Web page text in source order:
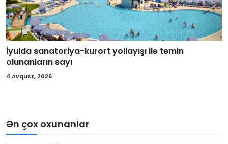
İyulda sanatoriya-kurort yollayışı ilə təmin
olunanların sayı
4 Avqust, 2026
Ən çox oxunanlar